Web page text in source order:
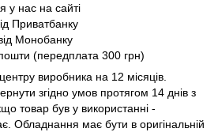
у нас на сайті
Приватбанку
Монобанку
(передплата 300 грн)
виробника на 12 місяців.
згідно умов протягом 14 днів з
товар був у використанні -
Обладнання має бути в оригінальній